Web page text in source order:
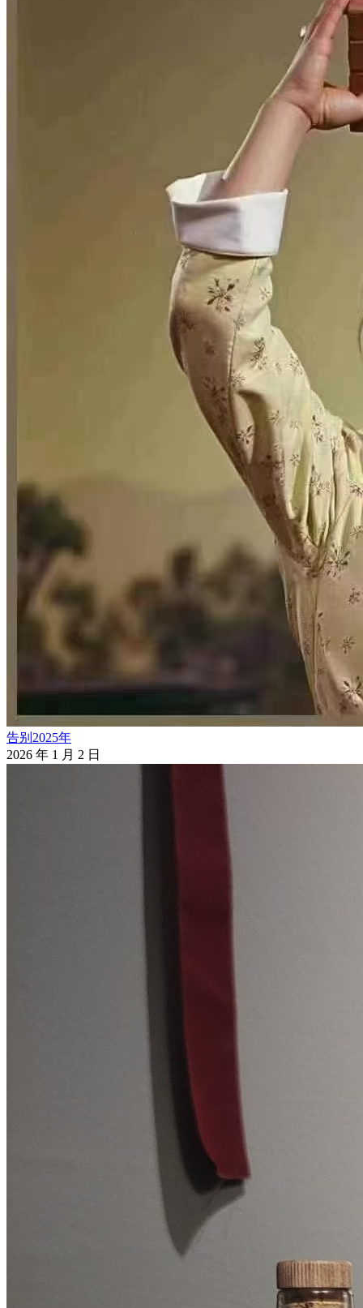
告别2025年
2026 年 1 月 2 日